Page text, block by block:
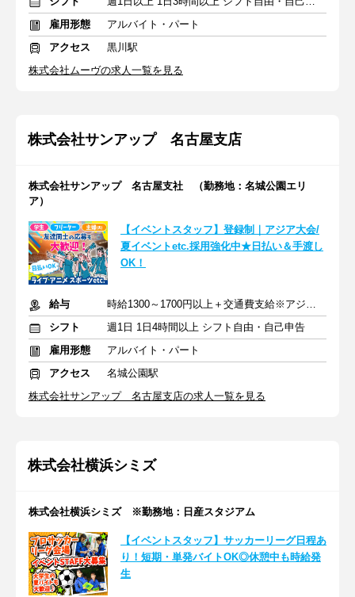
雇用形態
アルバイト・パート
アクセス
黒川駅
株式会社ムーヴの求人一覧を見る
株式会社サンアップ 名古屋支店
株式会社サンアップ 名古屋支社 （勤務地：名城公園エリ
ア）
【イベントスタッフ】登録制｜アジア大会/
夏イベントetc.採用強化中★日払い＆手渡し
OK！
給与
時給1300～1700円以上＋交通費支給※アジア大会手当もあり
シフト
週1日 1日4時間以上 シフト自由・自己申告
雇用形態
アルバイト・パート
アクセス
名城公園駅
株式会社サンアップ 名古屋支店の求人一覧を見る
株式会社横浜シミズ
株式会社横浜シミズ ※勤務地：日産スタジアム
【イベントスタッフ】サッカーリーグ日程あ
り！短期・単発バイトOK◎休憩中も時給発
生